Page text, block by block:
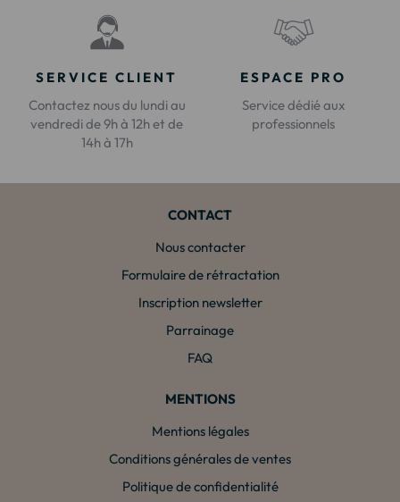
SERVICE CLIENT
Contactez nous du lundi au
vendredi de 9h à 12h et de
14h à 17h
ESPACE PRO
Service dédié aux
professionnels
CONTACT
Nous contacter
Formulaire de rétractation
Inscription newsletter
Parrainage
FAQ
MENTIONS
Mentions légales
Conditions générales de ventes
Politique de confidentialité